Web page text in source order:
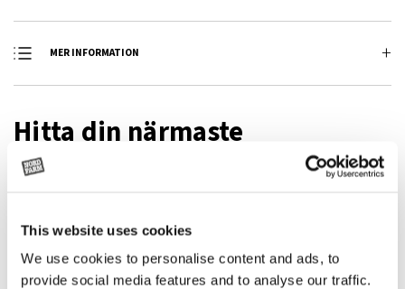
This website uses cookies
We use cookies to personalise content and ads, to
provide social media features and to analyse our traffic.
MER INFORMATION
Knivar
2 st
Stubbhöjd
25-100 mm
Höjd
450 mm
Hitta din närmaste
återförsäljare
engagerade återförsäljare över hela Sverige. Här kan du hitta
de som är närmast dig.